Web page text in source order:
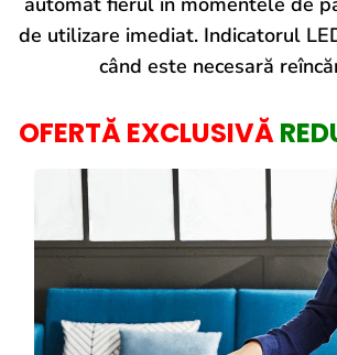
de utilizare imediat. Indicatorul
când este necesară
OFERTĂ EXCLUSIVĂ